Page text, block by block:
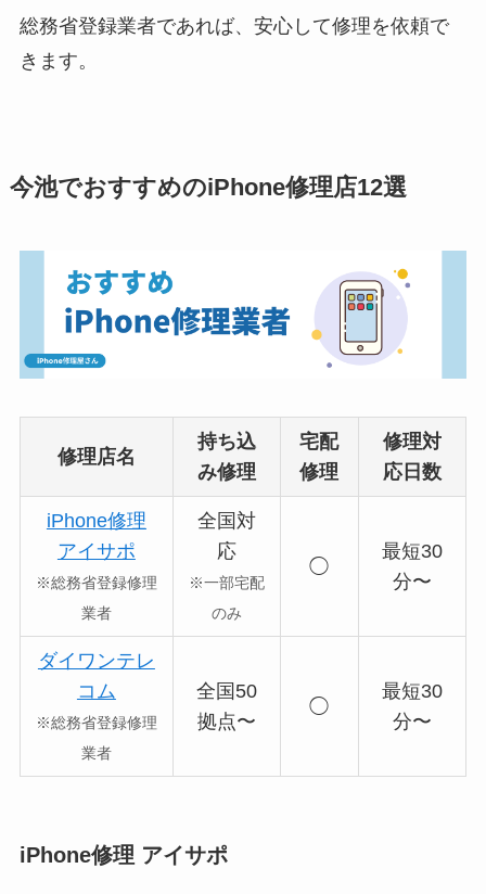
総務省登録業者であれば、安心して修理を依頼で
きます。
今池でおすすめのiPhone修理店12選
修理店名
持ち込
み修理
宅配
修理
修理対
応日数
iPhone修理
アイサポ
※総務省登録修理
業者
全国対
応
※一部宅配
のみ
◯
最短30
分〜
ダイワンテレ
コム
※総務省登録修理
業者
全国50
拠点〜
◯
最短30
分〜
iPhone修理 アイサポ